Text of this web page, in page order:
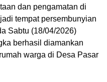
dan pengamatan di
tempat persembunyian
Sabtu (18/04/2026)
berhasil diamankan
warga di Desa Pasar